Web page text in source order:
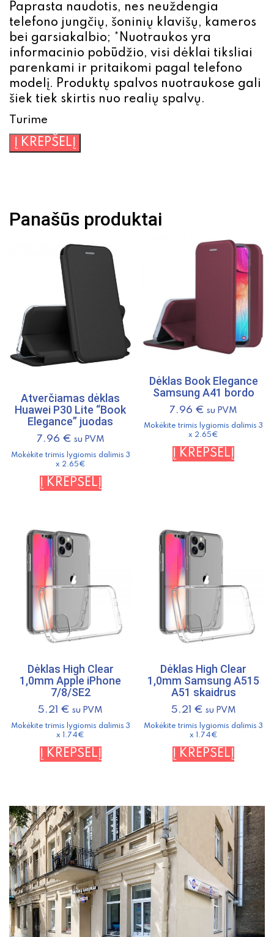
Paprasta naudotis, nes neuždengia
telefono jungčių, šoninių klavišų, kameros
bei garsiakalbio; *Nuotraukos yra
informacinio pobūdžio, visi dėklai tiksliai
parenkami ir pritaikomi pagal telefono
modelį. Produktų spalvos nuotraukose gali
šiek tiek skirtis nuo realių spalvų.
Turime
produkto
kiekis:
juodas
Į KREPŠELĮ
Panašūs produktai
Atverčiamas dėklas
Huawei P30 Lite “Book
Elegance” juodas
7.96 € su PVM
Mokėkite trimis lygiomis dalimis 3
x 2.65€
Į KREPŠELĮ
Dėklas Book Elegance
Samsung A41 bordo
7.96 € su PVM
Mokėkite trimis lygiomis dalimis 3
x 2.65€
Į KREPŠELĮ
Dėklas High Clear
1,0mm Apple iPhone
7/8/SE2
5.21 € su PVM
Mokėkite trimis lygiomis dalimis 3
x 1.74€
Į KREPŠELĮ
Dėklas High Clear
1,0mm Samsung A515
A51 skaidrus
5.21 € su PVM
Mokėkite trimis lygiomis dalimis 3
x 1.74€
Į KREPŠELĮ